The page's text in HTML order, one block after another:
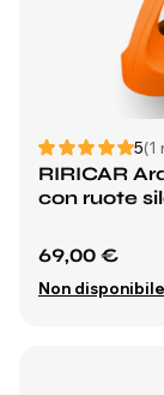
5(1
RIRICAR
con ruote
69,00 €
Non disponibile